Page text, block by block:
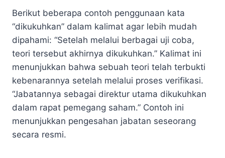
Berikut beberapa contoh penggunaan kata
“dikukuhkan” dalam kalimat agar lebih mudah
dipahami: “Setelah melalui berbagai uji coba,
teori tersebut akhirnya dikukuhkan.” Kalimat ini
menunjukkan bahwa sebuah teori telah terbukti
kebenarannya setelah melalui proses verifikasi.
“Jabatannya sebagai direktur utama dikukuhkan
dalam rapat pemegang saham.” Contoh ini
menunjukkan pengesahan jabatan seseorang
secara resmi.